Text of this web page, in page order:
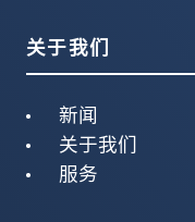
关于我们
新闻
关于我们
服务